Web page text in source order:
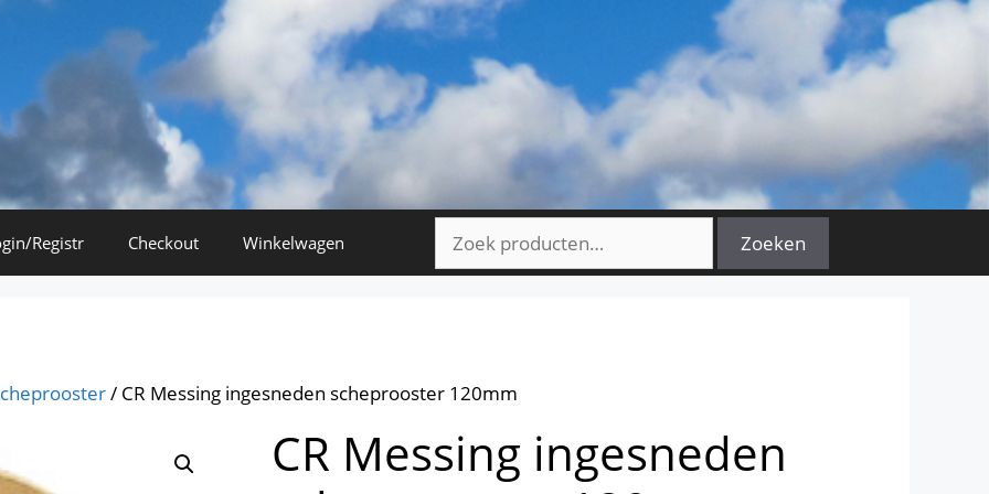
naar:
Zoeken
Registr Checkout Winkelwagen
/ CR Messing ingesneden scheprooster 120mm
CR Messing ingesneden